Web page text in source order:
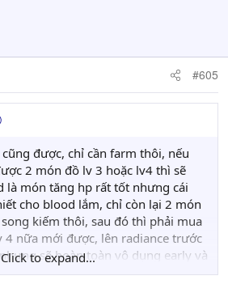
#605
được, chỉ cần farm thôi, nếu
2 món đồ lv 3 hoặc lv4 thì sẽ
là món tăng hp rất tốt nhưng cái
cho blood lắm, chỉ còn lại 2 món
kiếm thôi, sau đó thì phải mua
nữa mới được, lên radiance trước
sẽ hoàn toàn vô dụng early và
kiếm còn đánh đấm khá hơn
Click to expand...